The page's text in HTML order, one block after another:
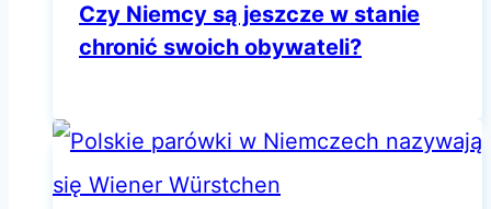
Czy Niemcy są jeszcze w stanie
chronić swoich obywateli?